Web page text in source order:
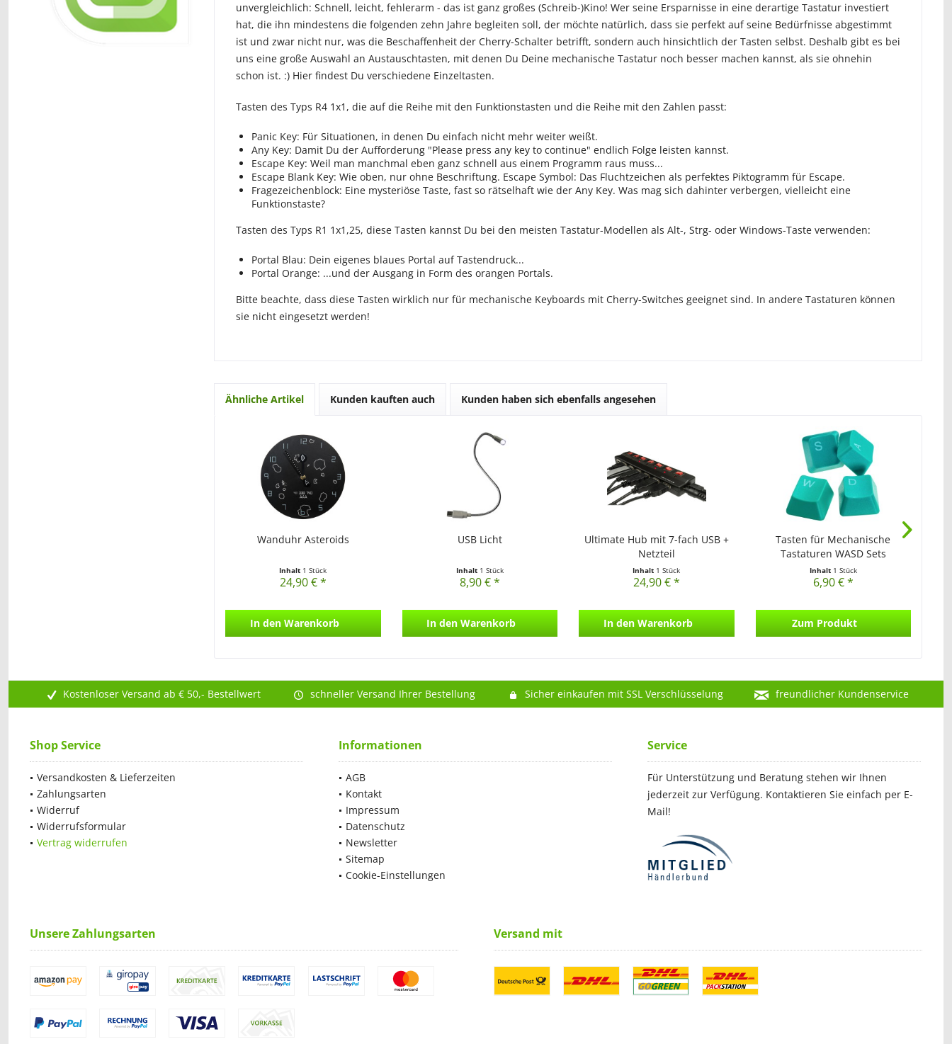
unvergleichlich: Schnell, leicht, fehlerarm - das ist ganz großes (Schreib-)Kino! Wer seine Ersparnisse in eine derartige Tastatur investiert
hat, die ihn mindestens die folgenden zehn Jahre begleiten soll, der möchte natürlich, dass sie perfekt auf seine Bedürfnisse abgestimmt
ist und zwar nicht nur, was die Beschaffenheit der Cherry-Schalter betrifft, sondern auch hinsichtlich der Tasten selbst. Deshalb gibt es bei
uns eine große Auswahl an Austauschtasten, mit denen Du Deine mechanische Tastatur noch besser machen kannst, als sie ohnehin
schon ist. :) Hier findest Du verschiedene Einzeltasten.
Tasten des Typs R4 1x1, die auf die Reihe mit den Funktionstasten und die Reihe mit den Zahlen passt:
Panic Key: Für Situationen, in denen Du einfach nicht mehr weiter weißt.
Any Key: Damit Du der Aufforderung "Please press any key to continue" endlich Folge leisten kannst.
Escape Key: Weil man manchmal eben ganz schnell aus einem Programm raus muss...
Escape Blank Key: Wie oben, nur ohne Beschriftung. Escape Symbol: Das Fluchtzeichen als perfektes Piktogramm für Escape.
Fragezeichenblock: Eine mysteriöse Taste, fast so rätselhaft wie der Any Key. Was mag sich dahinter verbergen, vielleicht eine
Funktionstaste?
Tasten des Typs R1 1x1,25, diese Tasten kannst Du bei den meisten Tastatur-Modellen als Alt-, Strg- oder Windows-Taste verwenden:
Portal Blau: Dein eigenes blaues Portal auf Tastendruck...
Portal Orange: ...und der Ausgang in Form des orangen Portals.
Bitte beachte, dass diese Tasten wirklich nur für mechanische Keyboards mit Cherry-Switches geeignet sind. In andere Tastaturen können
sie nicht eingesetzt werden!
Ähnliche Artikel Kunden kauften auch Kunden haben sich ebenfalls angesehen
Wanduhr Asteroids
Inhalt 1 Stück
24,90 € *
In den Warenkorb
USB Licht
Inhalt 1 Stück
8,90 € *
In den Warenkorb
Ultimate Hub mit 7-fach USB +
Netzteil
Inhalt 1 Stück
24,90 € *
In den Warenkorb
Tasten für Mechanische
Tastaturen WASD Sets
Inhalt 1 Stück
6,90 € *
Zum Produkt
Kostenloser Versand ab € 50,- Bestellwert schneller Versand Ihrer Bestellung Sicher einkaufen mit SSL Verschlüsselung freundlicher Kundenservice
Shop Service
Versandkosten & Lieferzeiten
Zahlungsarten
Widerruf
Widerrufsformular
Vertrag widerrufen
Informationen
AGB
Kontakt
Impressum
Datenschutz
Newsletter
Sitemap
Cookie-Einstellungen
Service
Für Unterstützung und Beratung stehen wir Ihnen
jederzeit zur Verfügung. Kontaktieren Sie einfach per E-
Mail!
Unsere Zahlungsarten Versand mit